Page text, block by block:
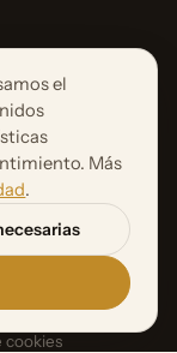
cookies
el
Más
.